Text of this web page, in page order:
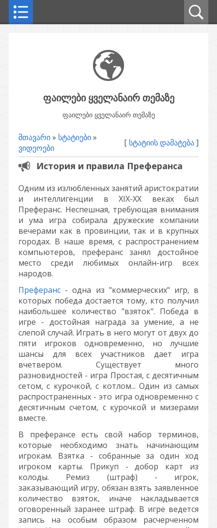
ფაილები ყველანაირ თემაზე
ფაილები ყველანაირ თემაზე
მთავარი» სტატიები»
ვიდეოები
[ სტატიის დამატება]
История и правила Преферанса
Одним из излюбленных занятий аристократии
и интеллигенции в XIX-XX веках был
Преферанс. Неспешная, требующая внимания
и ума игра собирала дружеские компании
вечерами как в провинции, так и в крупных
городах. В наше время, с распространением
компьютеров, преферанс занял достойное
место среди любимых онлайн-игр всех
народов.
Преферанс - одна из "коммерческих" игр, в
которых победа достается тому, кто получил
наибольшее количество "взяток". Победа в
игре - достойная награда за умение, а не
слепой случай. Играть в него могут от двух до
пяти игроков одновременно, но лучшие
шансы для всех участников дает игра
вчетвером. Существует много
разновидностей - игра Простая, с десятичным
сетом, с курочкой, с котлом... Один из самых
распространенных - это игра одновременно с
десятичным счетом, с курочкой и мизерами
вместе.
В преферансе есть свой набор терминов,
которые необходимо знать начинающим
игрокам. Взятка - собранные за один ход
игроком карты. Прикуп - добор карт из
колоды. Ремиз (штраф) - игрок,
заказывающий игру, обязан взять заявленное
количество взяток, иначе накладывается
оговоренный заранее штраф. В игре ведется
запись на особым образом расчерченном